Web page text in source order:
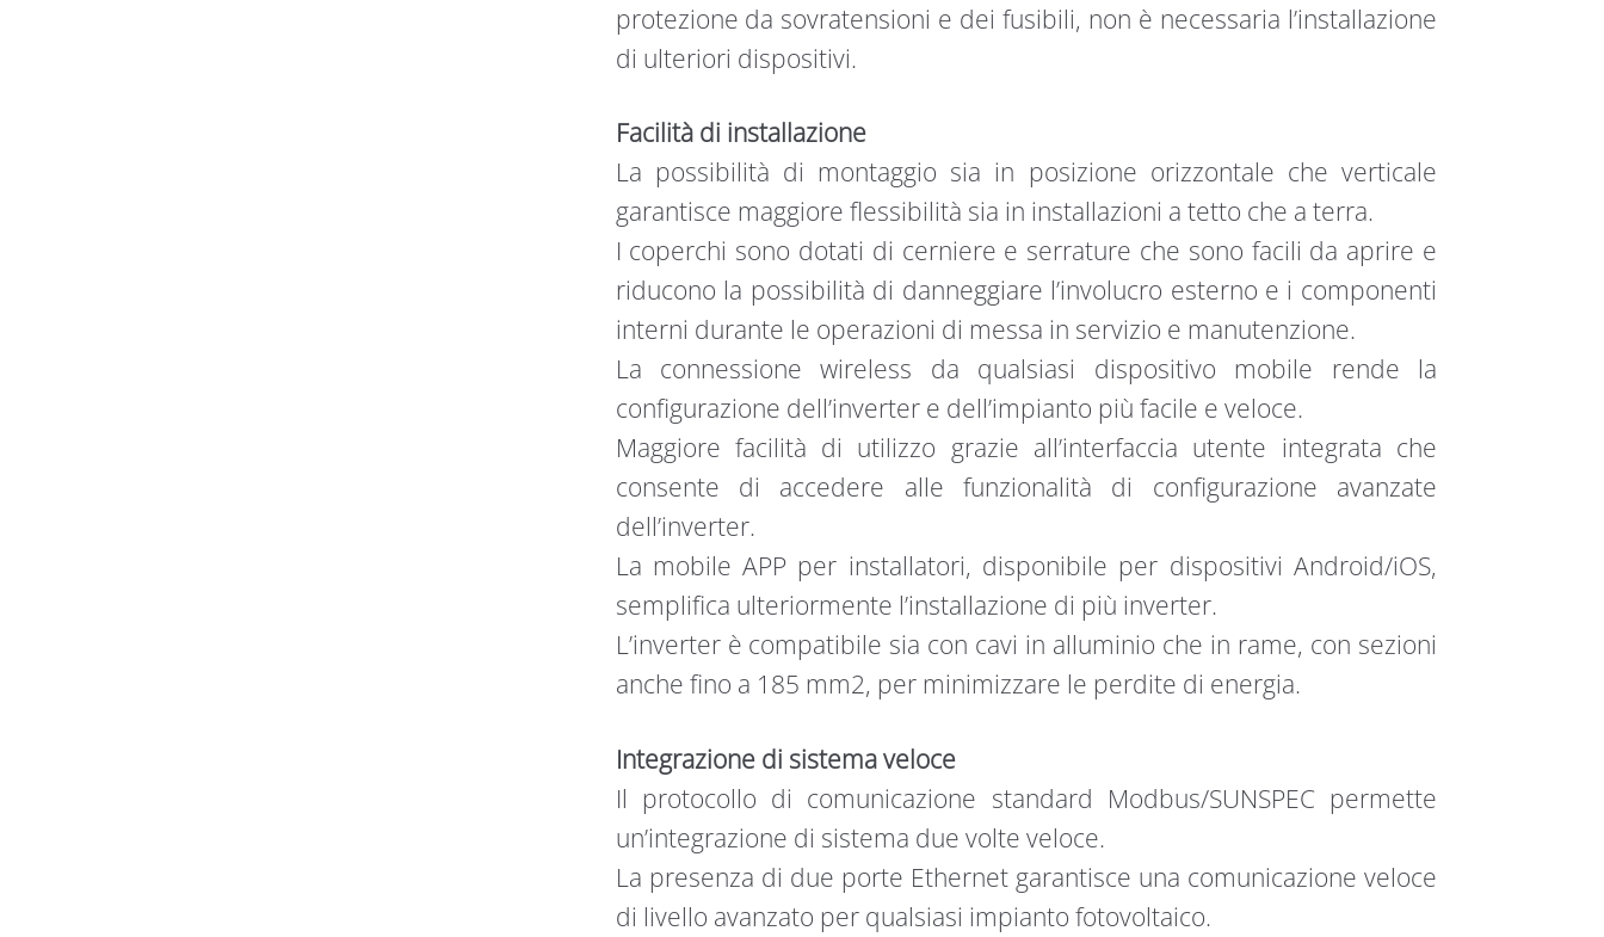
protezione da sovratensioni e dei fusibili, non è necessaria l’installazione
di ulteriori dispositivi.
Facilità di installazione
La possibilità di montaggio sia in posizione orizzontale che verticale
garantisce maggiore flessibilità sia in installazioni a tetto che a terra.
I coperchi sono dotati di cerniere e serrature che sono facili da aprire e
riducono la possibilità di danneggiare l’involucro esterno e i componenti
interni durante le operazioni di messa in servizio e manutenzione.
La connessione wireless da qualsiasi dispositivo mobile rende la
configurazione dell’inverter e dell’impianto più facile e veloce.
Maggiore facilità di utilizzo grazie all’interfaccia utente integrata che
consente di accedere alle funzionalità di configurazione avanzate
dell’inverter.
La mobile APP per installatori, disponibile per dispositivi Android/iOS,
semplifica ulteriormente l’installazione di più inverter.
L’inverter è compatibile sia con cavi in alluminio che in rame, con sezioni
anche fino a 185 mm2, per minimizzare le perdite di energia.
Integrazione di sistema veloce
Il protocollo di comunicazione standard Modbus/SUNSPEC permette
un’integrazione di sistema due volte veloce.
La presenza di due porte Ethernet garantisce una comunicazione veloce
di livello avanzato per qualsiasi impianto fotovoltaico.